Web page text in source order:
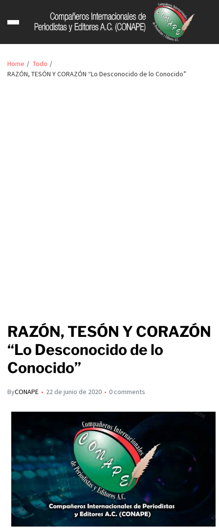
Home
Todo
RAZÓN, TESÓN Y CORAZÓN “Lo Desconocido de lo Conocido”
RAZÓN, TESÓN Y CORAZÓN
“Lo Desconocido de lo
Conocido”
ByCONAPE 22 de junio de 2020 0 comments